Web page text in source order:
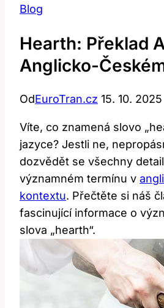
Blog
Hearth: Překlad
Anglicko-
OdEuroTran.cz 15. 10. 2025
Víte,⁤ co znamená slovo
jazyce? Jestli ne,
dozvědět se ​všechny
významném ⁣termínu v
kontextu. Přečtěte ⁣si náš
fascinující informace o
slova „hearth“.